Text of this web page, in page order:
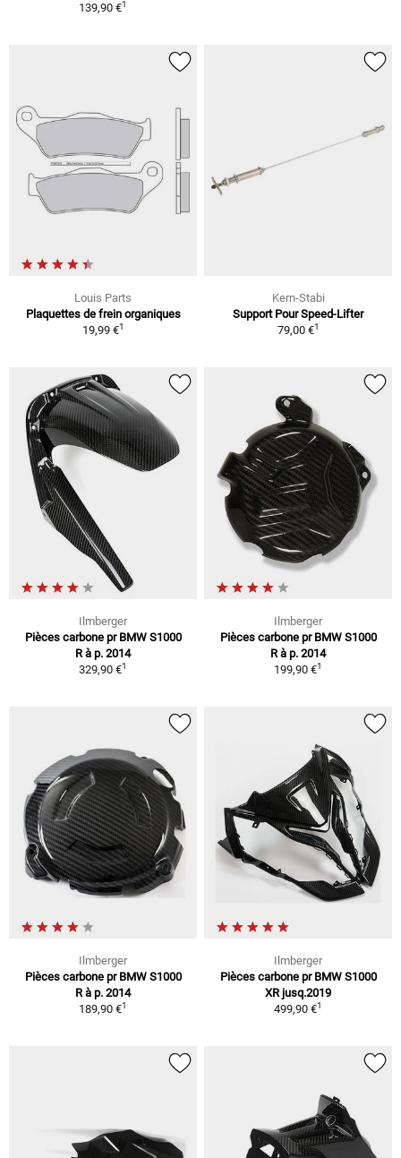
139,90 €1
Louis Parts
Plaquettes de frein organiques
19,99 €1
Kern-Stabi
Support Pour Speed-Lifter
79,00 €1
Ilmberger
Pièces carbone pr BMW S1000
R à p. 2014
329,90 €1
Ilmberger
Pièces carbone pr BMW S1000
R à p. 2014
199,90 €1
Ilmberger
Pièces carbone pr BMW S1000
R à p. 2014
189,90 €1
Ilmberger
Pièces carbone pr BMW S1000
XR jusq.2019
499,90 €1